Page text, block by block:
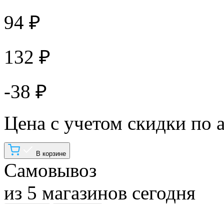
94 ₽
132 ₽
-38 ₽
Цена с учетом скидки по
В корзине
Самовывоз
из 5 магазинов сегодня